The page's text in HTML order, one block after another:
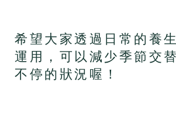
希望大家透過日常的養
運用，可以減少季節交
不停的狀況喔！